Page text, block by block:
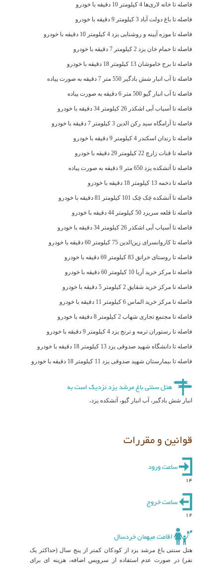
فاصله تا خانه لاری‌ها 4 کیلومتر 10 دقیقه با خودرو
فاصله تا باغ دولت آباد 3 کیلومتر 9 دقیقه با خودرو
فاصله تا موزه آیینه و روشنایی یزد 4 کیلومتر 10 دقیقه با خودرو
فاصله تا حمام خان یزد 2 کیلومتر 7 دقیقه با خودرو
فاصله تا برج خاموشان 13 کیلومتر 18 دقیقه با خودرو
فاصله تا آب انبار شش بادگیر 550 متر 7 دقیقه به صورت پیاده
فاصله تا آب‌ انبار گیو 500 متر 6 دقیقه به صورت پیاده
فاصله تا آسیاب آبی اشکذر 26 کیلومتر 34 دقیقه با خودرو
فاصله تا آرامگاه سید رکن الدین 3 کیلومتر 7 دقیقه با خودرو
فاصله تا زندان اسکندر 4 کیلومتر 9 دقیقه با خودرو
فاصله تا قنات زارچ 22 کیلومتر 29 دقیقه با خودرو
فاصله تا آتشکده یزد 650 متر 9 دقیقه به صورت پیاده
فاصله تا دخمه 13 کیلومتر 18 دقیقه با خودرو
فاصله تا آتشکده چَک چَک 101 کیلومتر 81 دقیقه با خودرو
فاصله تا قلعه سریزد 50 کیلومتر 44 دقیقه با خودرو
فاصله تا آسیاب آبی اشکذر 26 کیلومتر 34 دقیقه با خودرو
فاصله تا کاروانسرای زین‌الدین 75 کیلومتر 60 دقیقه با خودرو
فاصله تا روستای خرانق 83 کیلومتر 69 دقیقه با خودرو
فاصله تا مرکز خرید آریا 10 کیلومتر 60 دقیقه با خودرو
فاصله تا مرکز خرید شقایق 2 کیلومتر 5 دقیقه با خودرو
فاصله تا مرکز خرید الماس 6 کیلومتر 11 دقیقه با خودرو
فاصله تا مجتمع تجاری شهاب 2 کیلومتر 8 دقیقه با خودرو
فاصله تا رستوران ترمه و ترنج یزد 4 کیلومتر 9 دقیقه با خودرو
فاصله تا دانشگاه شهید صدوقی یزد 13 کیلومتر 18 دقیقه با خودرو
فاصله تا بیمارستان شهید صدوقی یزد 11 کیلومتر 18 دقیقه با خودرو
هتل سنتی باغ مرشد یزد نزدیک است به
انبار شش بادگیر، آب انبار گیو، آتشکده یزد،
قوانین و مقررات
ساعت ورود
14
ساعت خروج
12
اقامت میهمان خردسال
هتل سنتی باغ مرشد یزد از کودکان کمتر از پنج سال (حداکثر یک
نفر) در صورت عدم استفاده از سرویس اضافه، هزینه ای برای